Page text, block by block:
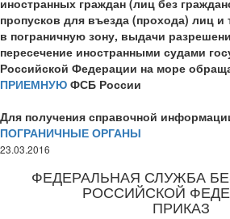
иностранных граждан (лиц без
пропусков для въезда (прохода) лиц и
в пограничную зону, выдачи
пересечение иностранными судами
Российской Федерации на море
ПРИЕМНУЮ ФСБ России
Для получения справочной
ПОГРАНИЧНЫЕ ОРГАНЫ
23.03.2016
ФЕДЕРАЛЬНАЯ СЛУЖБА
РОССИЙСКОЙ
ПРИКАЗ